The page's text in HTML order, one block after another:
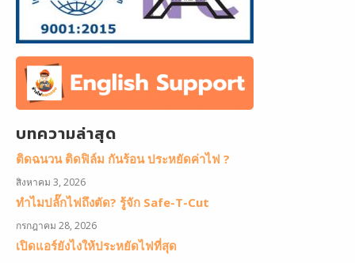
บทความล่าสุด
ติดฉนวน ติดฟิล์ม กันร้อน ประหยัดค่าไฟ ?
สิงหาคม 3, 2026
ทำไมปลั๊กไฟถึงตัด? รู้จัก Safe-T-Cut
กรกฎาคม 28, 2026
เปิดแอร์ยังไงให้ประหยัดไฟที่สุด